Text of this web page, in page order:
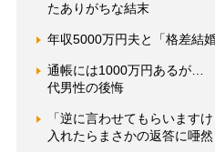
たありがちな結末
年収5000万円夫と「格差結
通帳には1000万円あるが…
代男性の後悔
「逆に言わせてもらいます
入れたらまさかの返答に唖然